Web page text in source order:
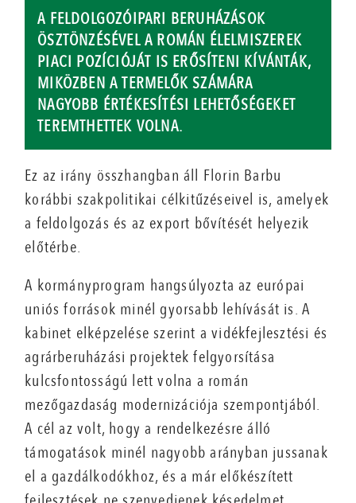
A FELDOLGOZÓIPARI BERUHÁZÁSOK
ÖSZTÖNZÉSÉVEL A ROMÁN ÉLELMISZEREK
PIACI POZÍCIÓJÁT IS ERŐSÍTENI KÍVÁNTÁK,
MIKÖZBEN A TERMELŐK SZÁMÁRA
NAGYOBB ÉRTÉKESÍTÉSI LEHETŐSÉGEKET
TEREMTHETTEK VOLNA.
Ez az irány összhangban áll Florin Barbu
korábbi szakpolitikai célkitűzéseivel is, amelyek
a feldolgozás és az export bővítését helyezik
előtérbe.
A kormányprogram hangsúlyozta az európai
uniós források minél gyorsabb lehívását is. A
kabinet elképzelése szerint a vidékfejlesztési és
agrárberuházási projektek felgyorsítása
kulcsfontosságú lett volna a román
mezőgazdaság modernizációja szempontjából.
A cél az volt, hogy a rendelkezésre álló
támogatások minél nagyobb arányban jussanak
el a gazdálkodókhoz, és a már előkészített